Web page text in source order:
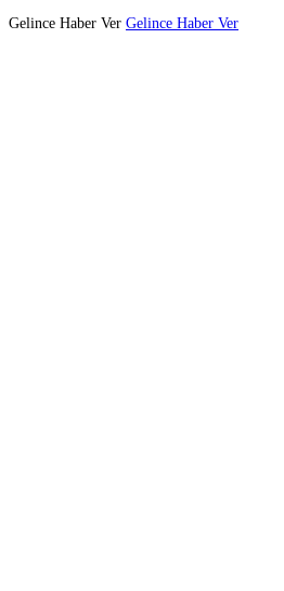
Gelince Haber Ver Gelince Haber Ver